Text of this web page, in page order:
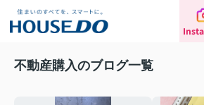
不動産購入のブログ一覧